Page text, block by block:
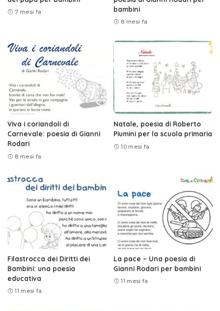
7 mesi fa
bambini
8 mesi fa
Viva i coriandoli di
Carnevale: poesia di Gianni
Rodari
8 mesi fa
Natale, poesia di Roberto
Piumini per la scuola primaria
10 mesi fa
Filastrocca dei Diritti dei
Bambini: una poesia
educativa
11 mesi fa
La pace – Una poesia di
Gianni Rodari per bambini
11 mesi fa